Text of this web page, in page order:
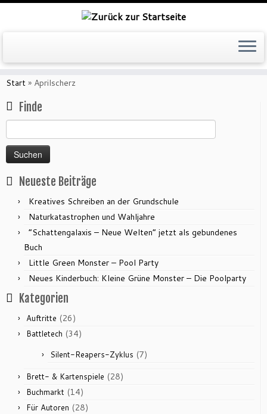
Zum
Inhalt
Start » Aprilscherz
Finde
nach:
Neueste Beiträge
Kreatives Schreiben an der Grundschule
Naturkatastrophen und Wahljahre
“Schattengalaxis – Neue Welten” jetzt als gebundenes
Buch
Little Green Monster – Pool Party
Neues Kinderbuch: Kleine Grüne Monster – Die Poolparty
Kategorien
Auftritte (26)
Battletech (34)
Silent-Reapers-Zyklus (7)
Brett- & Kartenspiele (28)
Buchmarkt (14)
Für Autoren (28)